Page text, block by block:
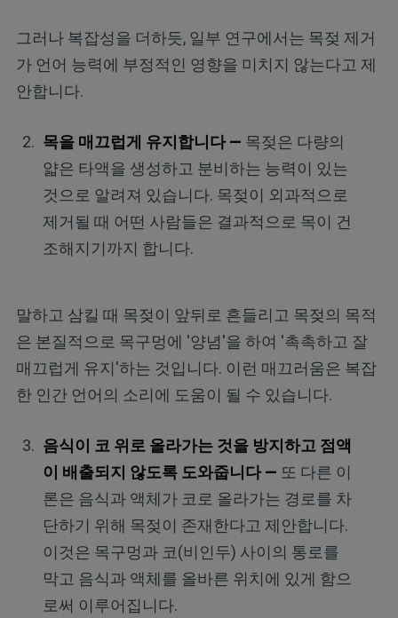
그러나 복잡성을 더하듯, 일부 연구에서는 목젖 제거
가 언어 능력에 부정적인 영향을 미치지 않는다고 제
안합니다.
목을 매끄럽게 유지합니다 — 목젖은 다량의
얇은 타액을 생성하고 분비하는 능력이 있는
것으로 알려져 있습니다. 목젖이 외과적으로
제거될 때 어떤 사람들은 결과적으로 목이 건
조해지기까지 합니다.
말하고 삼킬 때 목젖이 앞뒤로 흔들리고 목젖의 목적
은 본질적으로 목구멍에 '양념'을 하여 '촉촉하고 잘
매끄럽게 유지'하는 것입니다. 이런 매끄러움은 복잡
한 인간 언어의 소리에 도움이 될 수 있습니다.
음식이 코 위로 올라가는 것을 방지하고 점액
이 배출되지 않도록 도와줍니다 — 또 다른 이
론은 음식과 액체가 코로 올라가는 경로를 차
단하기 위해 목젖이 존재한다고 제안합니다.
이것은 목구멍과 코(비인두) 사이의 통로를
막고 음식과 액체를 올바른 위치에 있게 함으
로써 이루어집니다.